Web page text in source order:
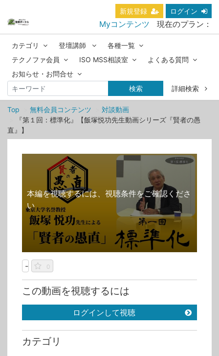
新規登録 ログイン
Myコンテンツ 現在のプラン：
カテゴリ 登壇講師
各種一覧
テクノファ会員
ISO MSS相談室
よくある質問
お知らせ・お問合せ
検索
詳細検索
Top 無料会員コンテンツ
対談動画
『第１回：標準化』【飯塚悦功先生動画シリーズ『賢者の愚
直』】
本編を視聴するには、視聴条件をご確認くださ
い
- 0
この動画を視聴するには
ログインして視聴
カテゴリ